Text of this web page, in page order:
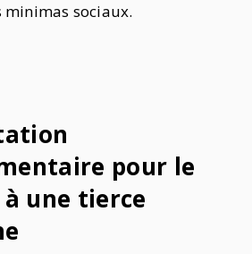
minimas sociaux.
pour le
une tierce